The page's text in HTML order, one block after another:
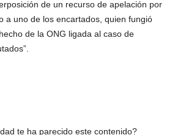
de un recurso de apelación por
a uno de los encartados, quien fungió
de la ONG ligada al caso de
te ha parecido este contenido?